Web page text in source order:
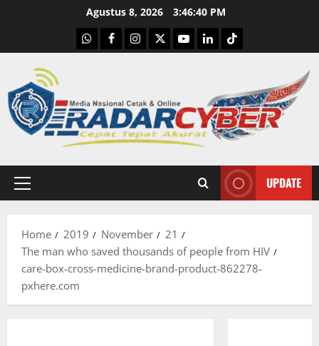
Agustus 8, 2026 3:46:41 PM
WhatsApp
Facebook
Instagram
X YoutubelinkedinTiktok
Primary
UPDATE
Home 2019 November
21
The man who saved thousands of people from HIV
care-box-cross-medicine-brand-product-862278-
pxhere.com